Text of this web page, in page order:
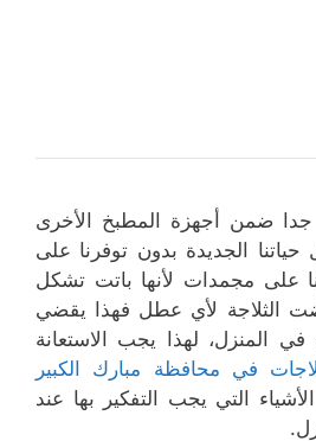
جدا ضمن أجهزة المطبخ الأخرى
حياتنا الجديدة بدون توفرنا على
على مجمدات لأنها باتت تشكل
الثلاجة لأي عطل فهذا يقضي
المنزل، لهذا يجب الاستعانة
في محافظة مبارك الكبير
التي يجب التفكير بها عند